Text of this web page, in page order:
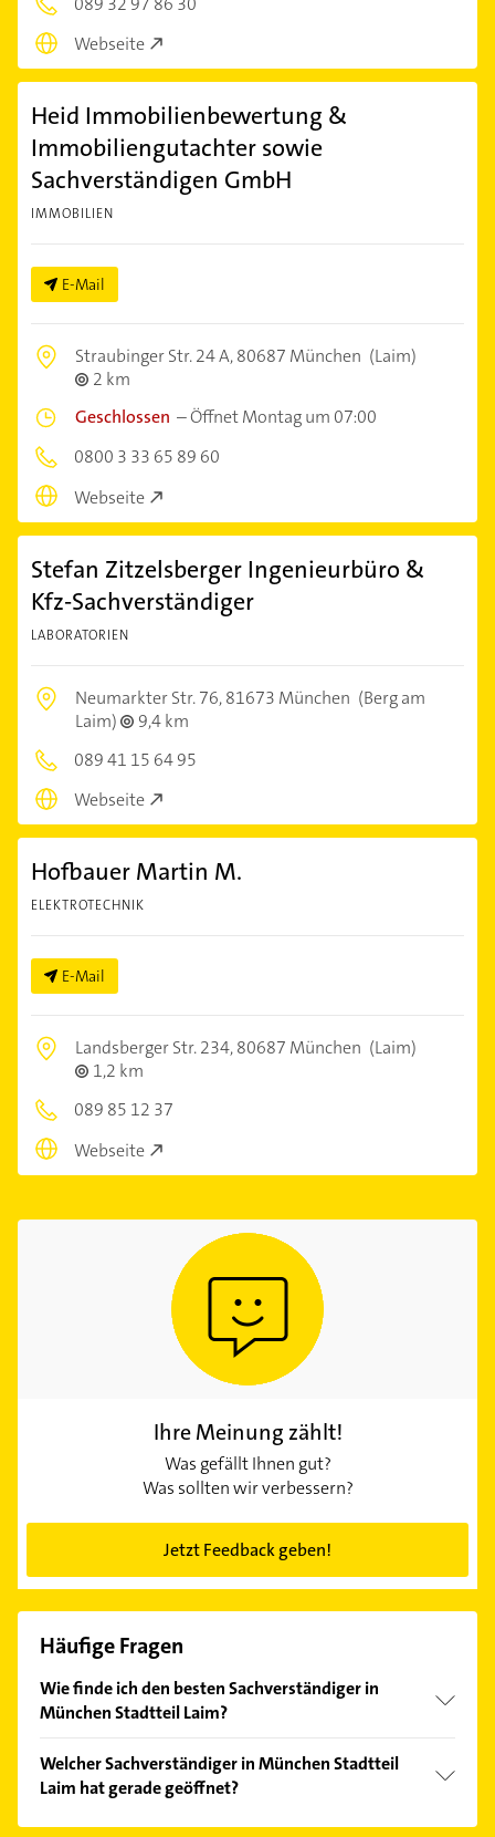
Webseite
Heid Immobilienbewertung &
Immobiliengutachter sowie
Sachverständigen GmbH
IMMOBILIEN
E-Mail
Straubinger Str. 24 A,80687 München (Laim)
2 km
Geschlossen –Öffnet Montag um 07:00
0800 3 33 65 89 60
Webseite
Stefan Zitzelsberger Ingenieurbüro &
Kfz-Sachverständiger
LABORATORIEN
Neumarkter Str. 76,81673 München (Berg am
Laim)
9,4 km
089 41 15 64 95
Webseite
Hofbauer Martin M.
ELEKTROTECHNIK
E-Mail
Landsberger Str. 234,80687 München (Laim)
1,2 km
089 85 12 37
Webseite
Ihre Meinung zählt!
Was gefällt Ihnen gut?
Was sollten wir verbessern?
Jetzt Feedback geben!
Häufige Fragen
Wie finde ich den besten Sachverständiger in
München Stadtteil Laim?
Kundenmeinungen und profitieren Sie von den
Empfehlungen. Die Suchergebnisse können Sie sich
einfach nachBewertungensortiert anzeigen lassen.
Welcher Sachverständiger in München Stadtteil
Laim hat gerade geöffnet?
Im Anbieter-Bereich finden Sie alleÖffnungszeiten.